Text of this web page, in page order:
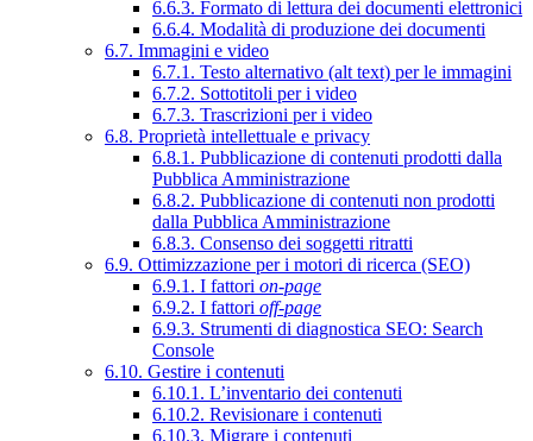
6.6.3. Formato di lettura dei documenti elettronici
6.6.4. Modalità di produzione dei documenti
6.7. Immagini e video
6.7.1. Testo alternativo (alt text) per le immagini
6.7.2. Sottotitoli per i video
6.7.3. Trascrizioni per i video
6.8. Proprietà intellettuale e privacy
6.8.1. Pubblicazione di contenuti prodotti dalla
Pubblica Amministrazione
6.8.2. Pubblicazione di contenuti non prodotti
dalla Pubblica Amministrazione
6.8.3. Consenso dei soggetti ritratti
6.9. Ottimizzazione per i motori di ricerca (SEO)
6.9.1. I fattori on-page
6.9.2. I fattori off-page
6.9.3. Strumenti di diagnostica SEO: Search
Console
6.10. Gestire i contenuti
6.10.1. L’inventario dei contenuti
6.10.2. Revisionare i contenuti
6.10.3. Migrare i contenuti